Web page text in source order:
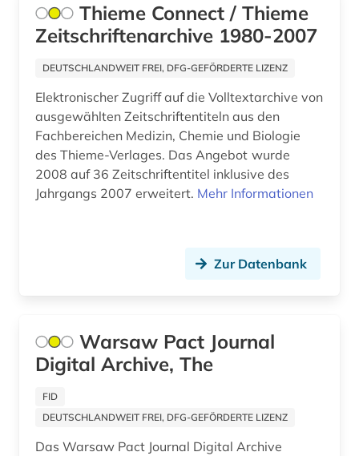
geophysik (1)
geosystem (1)
geschichte (14)
geschichte 1699-1812 (1)
geschichte 1740-1900 (1)
geschichte 1945-1991 (1)
geschichte 1996 (1)
geschichte anfänge-1750 (1)
Thieme Connect / Thieme
Zeitschriftenarchive 1980-2007
DEUTSCHLANDWEIT FREI, DFG-GEFÖRDERTE LIZENZ
Elektronischer Zugriff auf die Volltextarchive von
ausgewählten Zeitschriftentiteln aus den
Fachbereichen Medizin, Chemie und Biologie
des Thieme-Verlages. Das Angebot wurde
2008 auf 36 Zeitschriftentitel inklusive des
Jahrgangs 2007 erweitert. Mehr Informationen
Zur Datenbank
Warsaw Pact Journal
Digital Archive, The
FID
DEUTSCHLANDWEIT FREI, DFG-GEFÖRDERTE LIZENZ
Das Warsaw Pact Journal Digital Archive